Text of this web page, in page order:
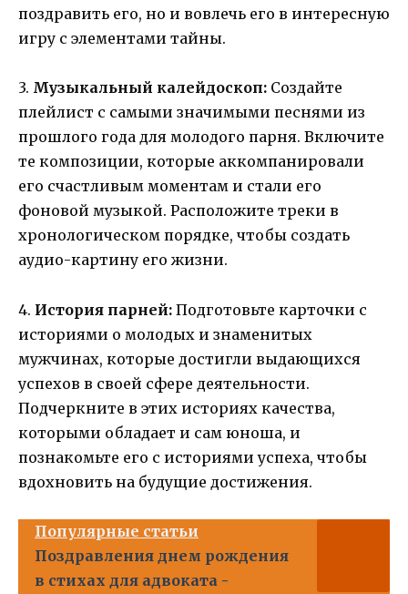
поздравить его, но и вовлечь его в интересную
игру с элементами тайны.
3. Музыкальный калейдоскоп: Создайте
плейлист с самыми значимыми песнями из
прошлого года для молодого парня. Включите
те композиции, которые аккомпанировали
его счастливым моментам и стали его
фоновой музыкой. Расположите треки в
хронологическом порядке, чтобы создать
аудио-картину его жизни.
4. История парней: Подготовьте карточки с
историями о молодых и знаменитых
мужчинах, которые достигли выдающихся
успехов в своей сфере деятельности.
Подчеркните в этих историях качества,
которыми обладает и сам юноша, и
познакомьте его с историями успеха, чтобы
вдохновить на будущие достижения.
Популярные статьи
Поздравления днем рождения
в стихах для адвоката -